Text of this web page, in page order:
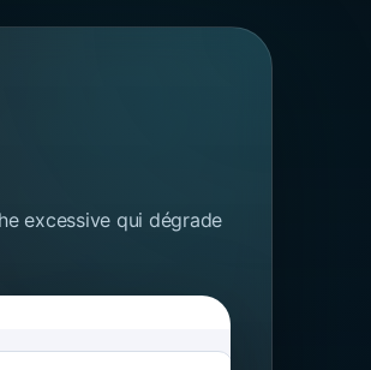
excessive qui dégrade